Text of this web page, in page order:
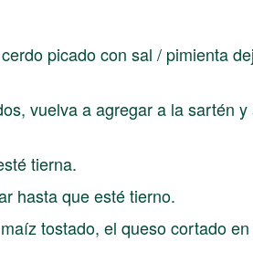
picado con sal / pimienta
vuelva a agregar a la sartén y
tierna.
hasta que esté tierno.
tostado, el queso cortado